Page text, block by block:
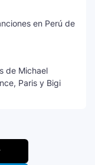
en Perú de
de Michael
Paris y Bigi